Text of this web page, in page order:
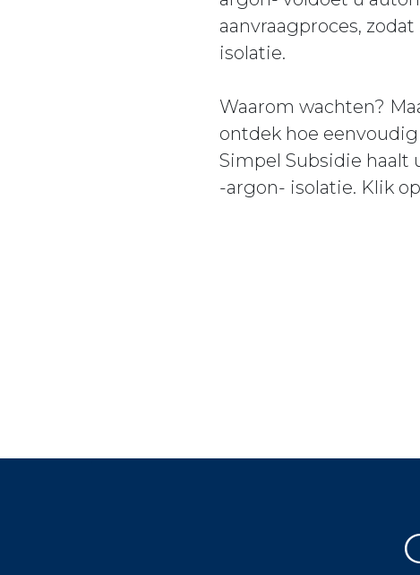
aanvraagproces,
isolatie.
Waarom wachten?
ontdek hoe
Simpel Subsidie haalt
-argon- isolatie. Klik